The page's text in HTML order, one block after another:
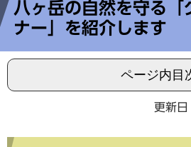
八ヶ岳の自然を守る「
ナー」を紹介します
ページ内目
更新